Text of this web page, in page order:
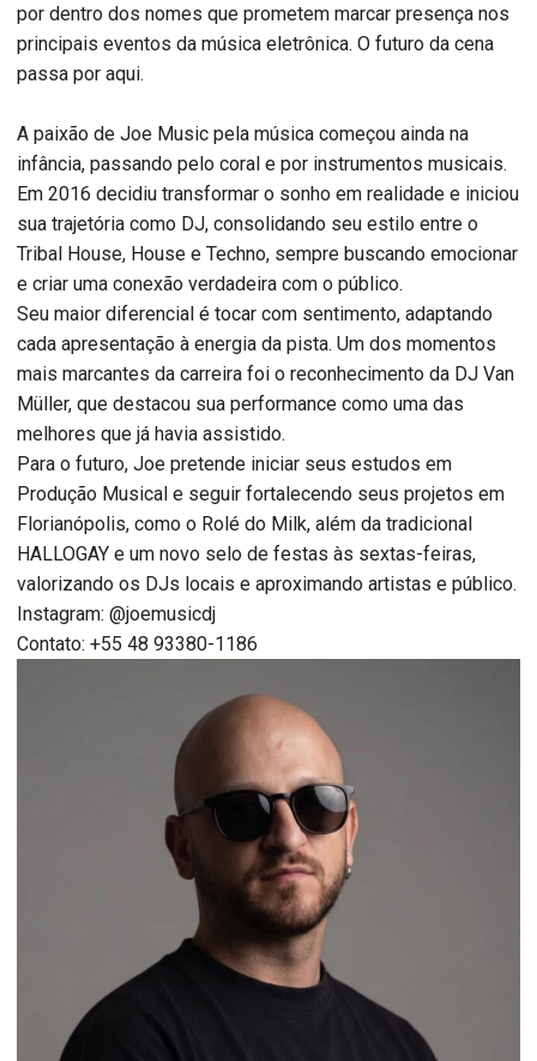
por dentro dos nomes que prometem marcar presença nos
principais eventos da música eletrônica. O futuro da cena
passa por aqui.
A paixão de Joe Music pela música começou ainda na
infância, passando pelo coral e por instrumentos musicais.
Em 2016 decidiu transformar o sonho em realidade e iniciou
sua trajetória como DJ, consolidando seu estilo entre o
Tribal House, House e Techno, sempre buscando emocionar
e criar uma conexão verdadeira com o público.
Seu maior diferencial é tocar com sentimento, adaptando
cada apresentação à energia da pista. Um dos momentos
mais marcantes da carreira foi o reconhecimento da DJ Van
Müller, que destacou sua performance como uma das
melhores que já havia assistido.
Para o futuro, Joe pretende iniciar seus estudos em
Produção Musical e seguir fortalecendo seus projetos em
Florianópolis, como o Rolé do Milk, além da tradicional
HALLOGAY e um novo selo de festas às sextas-feiras,
valorizando os DJs locais e aproximando artistas e público.
Instagram: @joemusicdj
Contato: +55 48 93380-1186